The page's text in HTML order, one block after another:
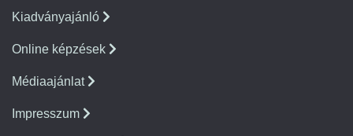
Kiadványajánló
Online képzések
Médiaajánlat
Impresszum